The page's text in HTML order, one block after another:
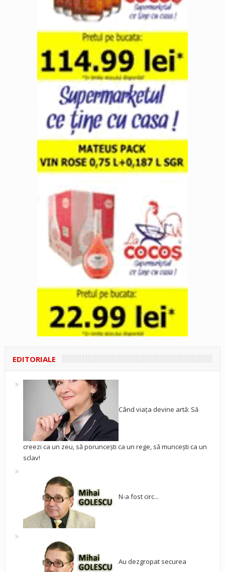
EDITORIALE
Când viața devine artă: Să
creezi ca un zeu, să poruncești ca un rege, să muncești ca un
sclav!
N-a fost circ...
Au dezgropat securea